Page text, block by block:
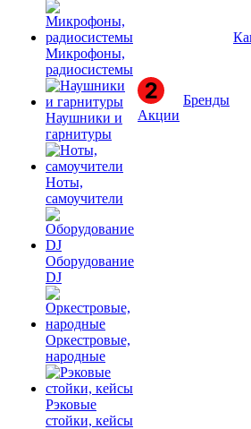
Микрофоны,
радиосистемы
Наушники и
гарнитуры
Ноты,
самоучители
Оборудование
DJ
Оркестровые,
народные
Рэковые
стойки, кейсы
Акции
Бренды